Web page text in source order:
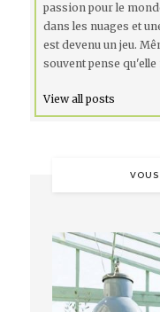
passion pour le
dans les nuages et
est devenu un jeu.
souvent pense
View all posts